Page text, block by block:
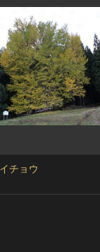
チョウ